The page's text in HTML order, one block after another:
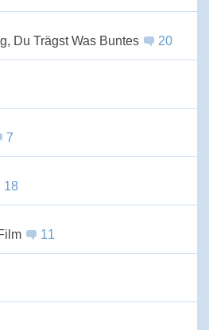
Du Trägst Was Buntes
20
7
18
11